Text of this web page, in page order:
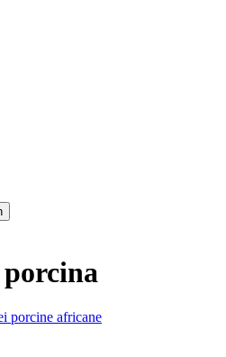
porcina